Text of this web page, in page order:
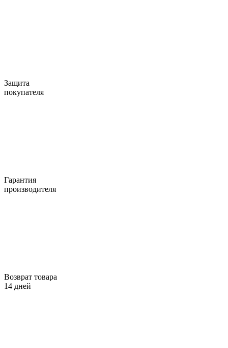
Защита
покупателя
Гарантия
производителя
Возврат товара
14 дней